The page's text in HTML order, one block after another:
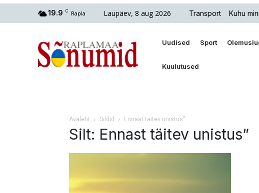
19.9 C Rapla Laupäev, 8 aug 2026 Transport Kuhu
Uudised Sport
Kuulutused
Avaleht Sildid Ennast täitev unistus”
Silt: Ennast täitev unistus”